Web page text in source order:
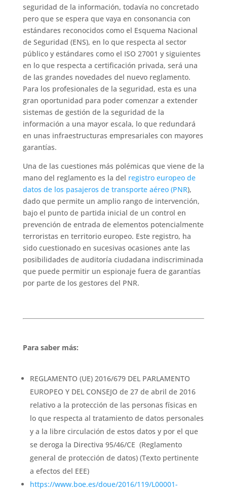
seguridad de la información, todavía no concretado
pero que se espera que vaya en consonancia con
estándares reconocidos como el Esquema Nacional
de Seguridad (ENS), en lo que respecta al sector
público y estándares como el ISO 27001 y siguientes
en lo que respecta a certificación privada, será una
de las grandes novedades del nuevo reglamento.
Para los profesionales de la seguridad, esta es una
gran oportunidad para poder comenzar a extender
sistemas de gestión de la seguridad de la
información a una mayor escala, lo que redundará
en unas infraestructuras empresariales con mayores
garantías.
Una de las cuestiones más polémicas que viene de la
mano del reglamento es la del registro europeo de
datos de los pasajeros de transporte aéreo (PNR),
dado que permite un amplio rango de intervención,
bajo el punto de partida inicial de un control en
prevención de entrada de elementos potencialmente
terroristas en territorio europeo. Este registro, ha
sido cuestionado en sucesivas ocasiones ante las
posibilidades de auditoría ciudadana indiscriminada
que puede permitir un espionaje fuera de garantías
por parte de los gestores del PNR.
Para saber más:
REGLAMENTO (UE) 2016/679 DEL PARLAMENTO
EUROPEO Y DEL CONSEJO de 27 de abril de 2016
relativo a la protección de las personas físicas en
lo que respecta al tratamiento de datos personales
y a la libre circulación de estos datos y por el que
se deroga la Directiva 95/46/CE (Reglamento
general de protección de datos) (Texto pertinente
a efectos del EEE)
https://www.boe.es/doue/2016/119/L00001-